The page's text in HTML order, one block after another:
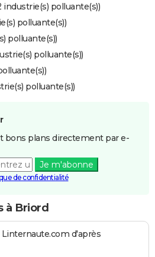
polluante(s))
polluante(s))
polluante(s))
polluante(s))
polluante(s))
bons plans directement par e-
Je m'abonne
de confidentialité
à Briord
Linternaute.com d'après